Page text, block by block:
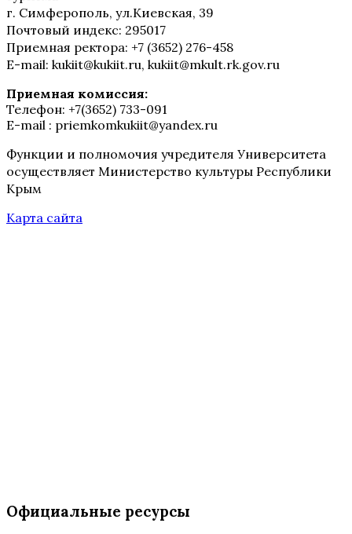
г. Симферополь, ул.Киевская, 39
Почтовый индекс: 295017
Приемная ректора: +7 (3652) 276-458
E-mail: kukiit@kukiit.ru, kukiit@mkult.rk.gov.ru
Приемная комиссия:
Телефон: +7(3652) 733-091
E-mail : priemkomkukiit@yandex.ru
Функции и полномочия учредителя Университета
осуществляет Министерство культуры Республики
Крым
Карта сайта
Официальные ресурсы